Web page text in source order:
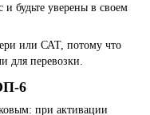
и будьте уверены в своем
или САТ, потому что
для перевозки.
6
при активации